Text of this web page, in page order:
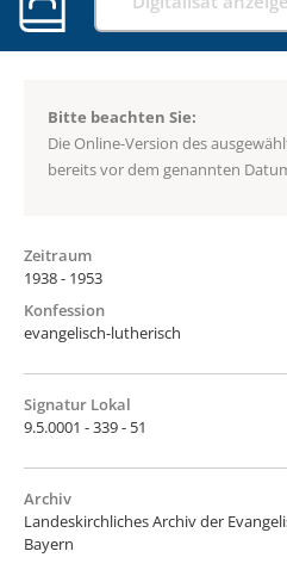
Bitte beachten Sie:
Die Online-Version des
bereits vor dem genannten
Zeitraum
1938 - 1953
Konfession
evangelisch-lutherisch
Signatur Lokal
9.5.0001 - 339 - 51
Archiv
Landeskirchliches Archiv der
Bayern